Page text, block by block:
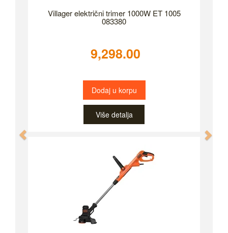
Villager električni trimer 1000W ET 1005
083380
9,298.00
Dodaj u korpu
Više detalja